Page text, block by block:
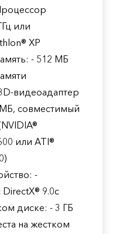
или
XP
- 512 МБ
видеоадаптер
совместимый
или ATI®
-
9.0c
диске: - 3 ГБ
на жестком